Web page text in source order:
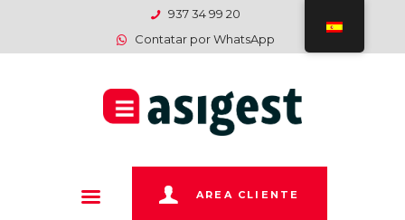
937 34 99 20
Contatar por WhatsApp
AREA CLIENTE
EMPRESA
DEPARTAMENTOS